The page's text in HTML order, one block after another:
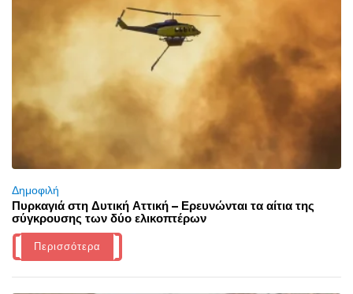
Δημοφιλή
Πυρκαγιά στη Δυτική Αττική – Ερευνώνται τα αίτια της
σύγκρουσης των δύο ελικοπτέρων
Περισσότερα